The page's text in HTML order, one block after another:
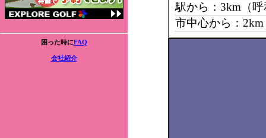
困った時にFAQ
会社紹介
駅から：3km（
市中心から：